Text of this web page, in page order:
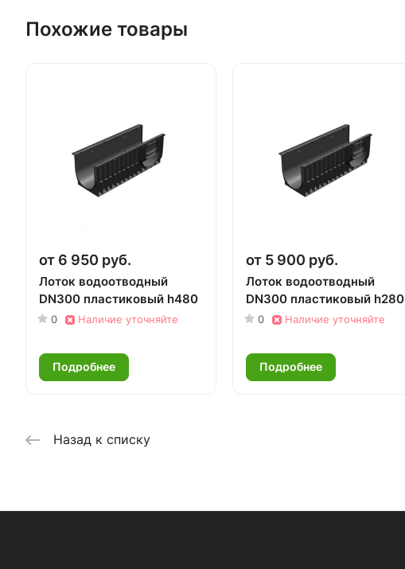
Похожие товары
от 6 950 руб.
Лоток водоотводный
DN300 пластиковый h480
0 Наличие уточняйте
Подробнее
от 5 900 руб.
Лоток водоотводный
DN300 пластиковый h280
0 Наличие уточняйте
Подробнее
Назад к списку